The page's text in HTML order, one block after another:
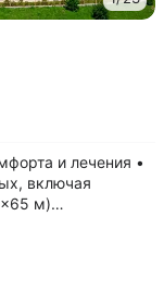
и лечения •
включая
м)
зона. Рядом